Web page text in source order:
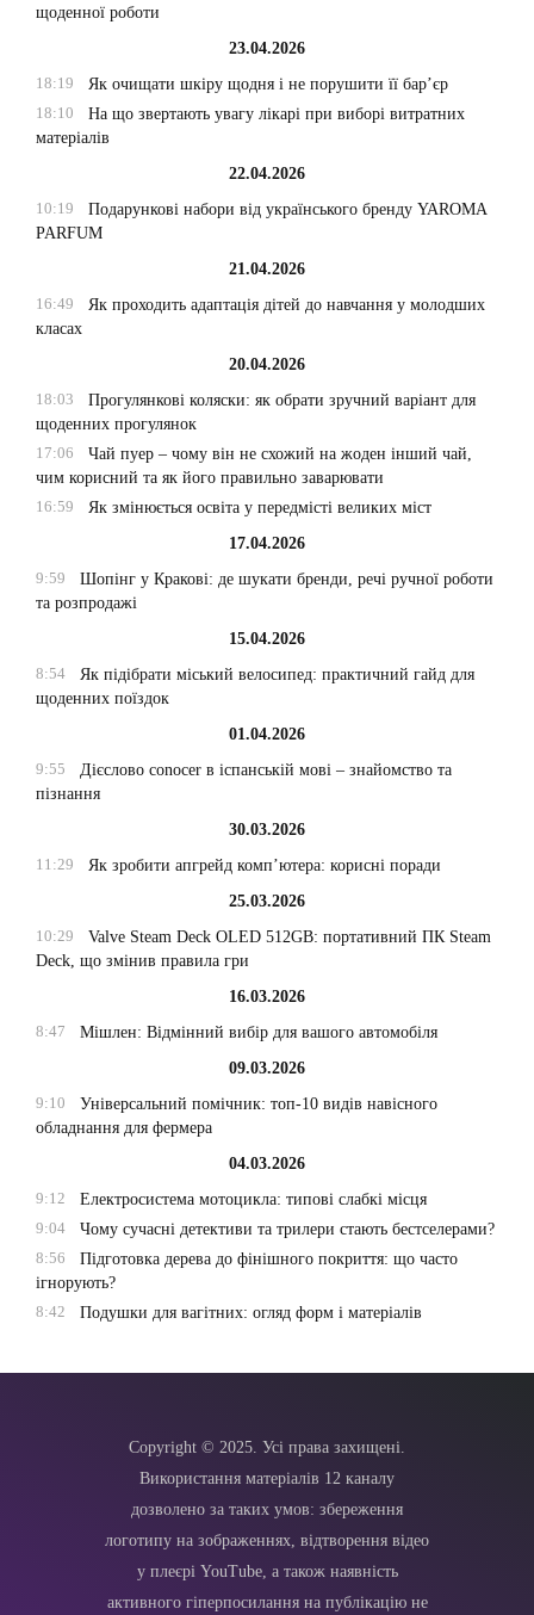
щоденної роботи
23.04.2026
18:19
Як очищати шкіру щодня і не порушити її бар’єр
18:10
На що звертають увагу лікарі при виборі витратних
матеріалів
22.04.2026
10:19
Подарункові набори від українського бренду YAROMA
PARFUM
21.04.2026
16:49
Як проходить адаптація дітей до навчання у молодших
класах
20.04.2026
18:03
Прогулянкові коляски: як обрати зручний варіант для
щоденних прогулянок
17:06
Чай пуер – чому він не схожий на жоден інший чай,
чим корисний та як його правильно заварювати
16:59
Як змінюється освіта у передмісті великих міст
17.04.2026
9:59
Шопінг у Кракові: де шукати бренди, речі ручної роботи
та розпродажі
15.04.2026
8:54
Як підібрати міський велосипед: практичний гайд для
щоденних поїздок
01.04.2026
9:55
Дієслово conocer в іспанській мові – знайомство та
пізнання
30.03.2026
11:29
Як зробити апгрейд комп’ютера: корисні поради
25.03.2026
10:29
Valve Steam Deck OLED 512GB: портативний ПК Steam
Deck, що змінив правила гри
16.03.2026
8:47
Мішлен: Відмінний вибір для вашого автомобіля
09.03.2026
9:10
Універсальний помічник: топ-10 видів навісного
обладнання для фермера
04.03.2026
9:12
Електросистема мотоцикла: типові слабкі місця
9:04
Чому сучасні детективи та трилери стають бестселерами?
8:56
Підготовка дерева до фінішного покриття: що часто
ігнорують?
8:42
Подушки для вагітних: огляд форм і матеріалів
Copyright © 2025. Усі права захищені.
Використання матеріалів 12 каналу
дозволено за таких умов: збереження
логотипу на зображеннях, відтворення відео
у плеєрі YouTube, а також наявність
активного гіперпосилання на публікацію не